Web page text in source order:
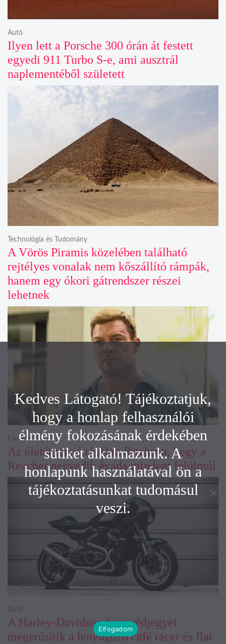
Ilyen lett a Porsche 300 órán át festett
egyedi 911 Turbo S-e, ami ausztrál
naplementéből született
Autó
A Vörös Piramis közelében található
rejtélyes vonalak nem kőszállító rámpák,
hanem egy ókori gátrendszer részei
lehetnek
Technológia és Tudomány
Az életét tenné rá Alan Ritchson, hogy a
Reacher negyedik évada mindent felülmúl
Filmipar
A Harley-Davidson friss védjegyei
megerősítik a lenyűgöző café racer és flat
Autó
Kedves Látogató! Tájékoztatjuk,
hogy a honlap felhasználói
élmény fokozásának érdekében
sütiket alkalmazunk. A
honlapunk használatával ön a
tájékoztatásunkat tudomásul
veszi.
Elfogadom